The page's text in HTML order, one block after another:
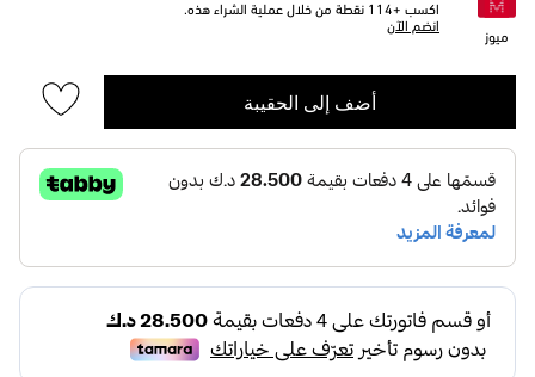
ميوز
اكسب +114 نقطة من خلال عملية الشراء هذه.
انضم الآن
أضف إلى الحقيبة